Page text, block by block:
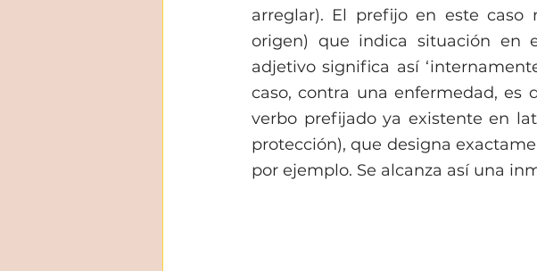
arreglar). El prefijo en este caso
origen) que indica situación en
adjetivo significa así
caso, contra una enfermedad, es
verbo prefijado ya existente en
protección), que designa
por ejemplo. Se alcanza así una